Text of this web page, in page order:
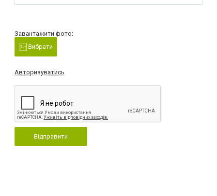
Завантажити фото:
Вибрати
Авторизуватись
Відправити